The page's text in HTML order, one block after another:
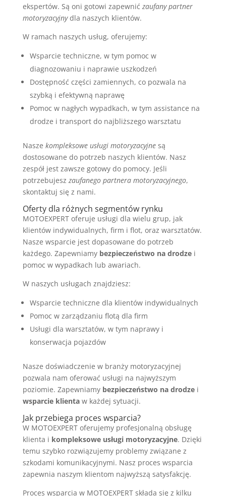
ekspertów. Są oni gotowi zapewnić zaufany partner
motoryzacyjnydla naszych klientów.
W ramach naszych usług, oferujemy:
Wsparcie techniczne, w tym pomoc w
diagnozowaniu i naprawie uszkodzeń
Dostępność części zamiennych, co pozwala na
szybką i efektywną naprawę
Pomoc w nagłych wypadkach, w tym assistance na
drodze i transport do najbliższego warsztatu
Nasze kompleksowe usługi motoryzacyjnesą
dostosowane do potrzeb naszych klientów. Nasz
zespół jest zawsze gotowy do pomocy. Jeśli
potrzebujesz zaufanego partnera motoryzacyjnego,
skontaktuj się z nami.
Oferty dla różnych segmentów rynku
MOTOEXPERT oferuje usługi dla wielu grup, jak
klientów indywidualnych, firm i flot, oraz warsztatów.
Nasze wsparcie jest dopasowane do potrzeb
każdego. Zapewniamy bezpieczeństwo na drodzei
pomoc w wypadkach lub awariach.
W naszych usługach znajdziesz:
Wsparcie techniczne dla klientów indywidualnych
Pomoc w zarządzaniu flotą dla firm
Usługi dla warsztatów, w tym naprawy i
konserwacja pojazdów
Nasze doświadczenie w branży motoryzacyjnej
pozwala nam oferować usługi na najwyższym
poziomie. Zapewniamy bezpieczeństwo na drodzei
wsparcie klientaw każdej sytuacji.
Jak przebiega proces wsparcia?
W MOTOEXPERT oferujemy profesjonalną obsługę
klienta i kompleksowe usługi motoryzacyjne. Dzięki
temu szybko rozwiązujemy problemy związane z
szkodami komunikacyjnymi. Nasz proces wsparcia
zapewnia naszym klientom najwyższą satysfakcję.
Proces wsparcia w MOTOEXPERT składa się z kilku